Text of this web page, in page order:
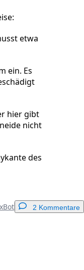
etwa
ein. Es
hier gibt
nicht
des
2 Kommentare